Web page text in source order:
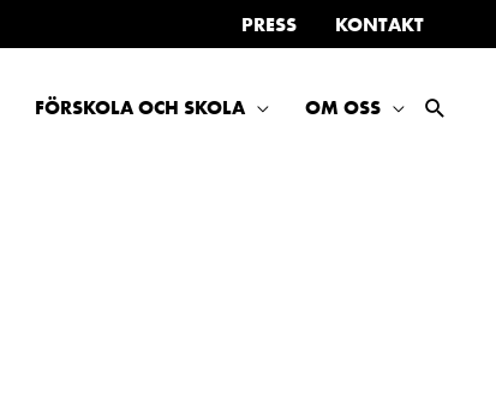
PRESS KONTAKT
FÖRSKOLA OCH SKOLA OM OSS SÖK